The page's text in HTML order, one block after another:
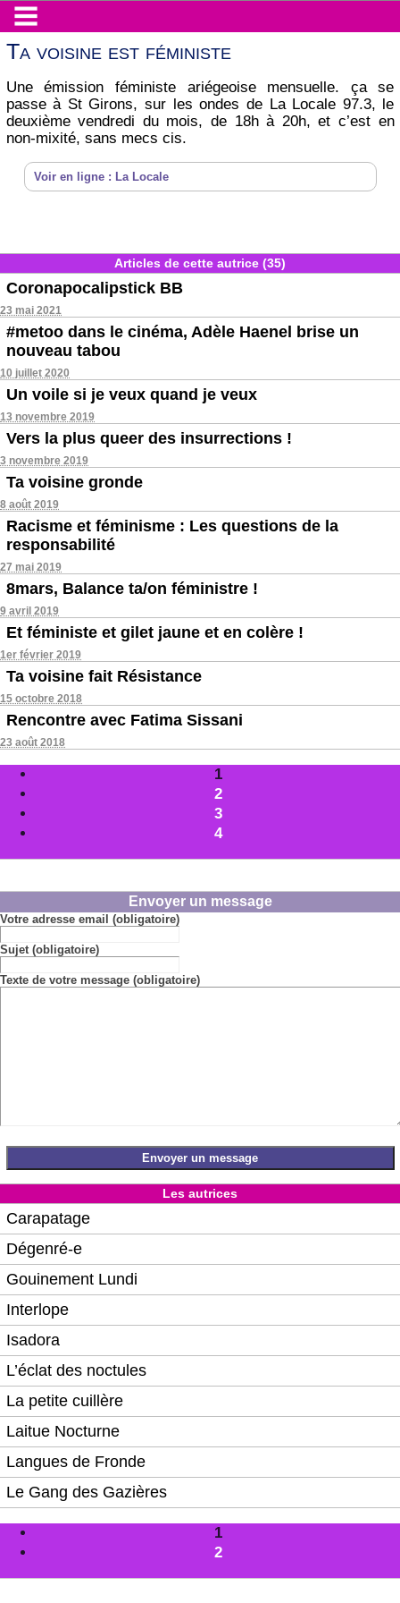
Ta voisine est féministe
Une émission féministe ariégeoise mensuelle. ça se
passe à St Girons, sur les ondes de La Locale 97.3, le
deuxième vendredi du mois, de 18h à 20h, et c’est en
non-mixité, sans mecs cis.
Voir en ligne : La Locale
Articles de cette autrice (35)
Coronapocalipstick BB
23 mai 2021
#metoo dans le cinéma, Adèle Haenel brise un
nouveau tabou
10 juillet 2020
Un voile si je veux quand je veux
13 novembre 2019
Vers la plus queer des insurrections !
3 novembre 2019
Ta voisine gronde
8 août 2019
Racisme et féminisme : Les questions de la
responsabilité
27 mai 2019
8mars, Balance ta/on féministre !
9 avril 2019
Et féministe et gilet jaune et en colère !
1er février 2019
Ta voisine fait Résistance
15 octobre 2018
Rencontre avec Fatima Sissani
23 août 2018
1
2
3
4
Envoyer un message
Votre adresse email (obligatoire)
Sujet (obligatoire)
Texte de votre message (obligatoire)
Les autrices
Carapatage
Dégenré-e
Gouinement Lundi
Interlope
Isadora
L’éclat des noctules
La petite cuillère
Laitue Nocturne
Langues de Fronde
Le Gang des Gazières
1
2